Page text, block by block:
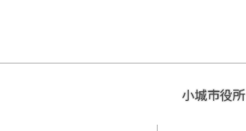
小城市役所